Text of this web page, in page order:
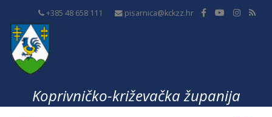
+385 48 658 111 pisarnica@kckzz.hr
Koprivničko-križevačka županija